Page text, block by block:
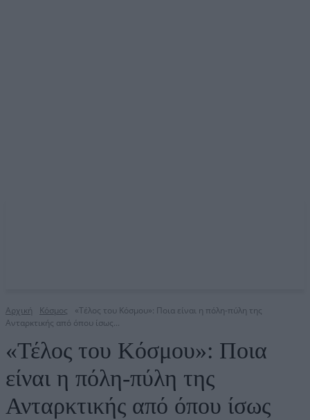
Αρχική Κόσμος
«Τέλος του Κόσμου»: Ποια είναι η πόλη-πύλη της
Ανταρκτικής από όπου ίσως...
«Τέλος του Κόσμου»: Ποια
είναι η πόλη-πύλη της
Ανταρκτικής από όπου ίσως